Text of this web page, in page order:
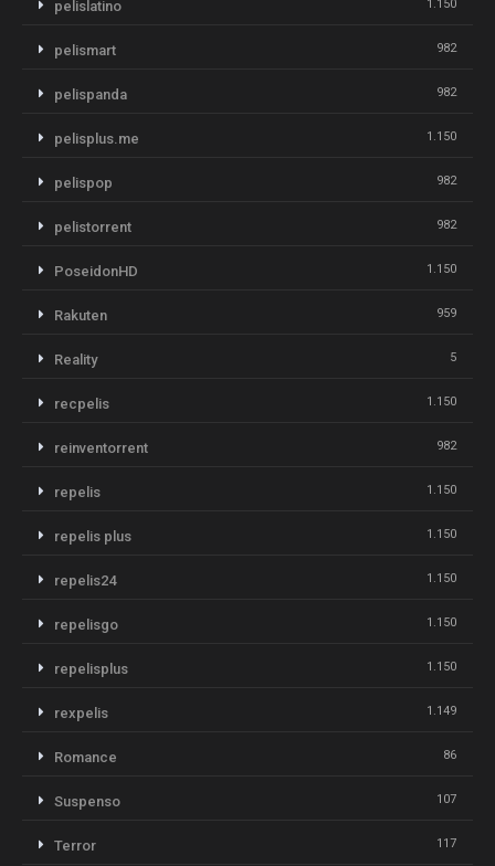
pelislatino 1.150
pelismart 982
pelispanda 982
pelisplus.me 1.150
pelispop 982
pelistorrent 982
PoseidonHD 1.150
Rakuten 959
Reality 5
recpelis 1.150
reinventorrent 982
repelis 1.150
repelis plus 1.150
repelis24 1.150
repelisgo 1.150
repelisplus 1.150
rexpelis 1.149
Romance 86
Suspenso 107
Terror 117